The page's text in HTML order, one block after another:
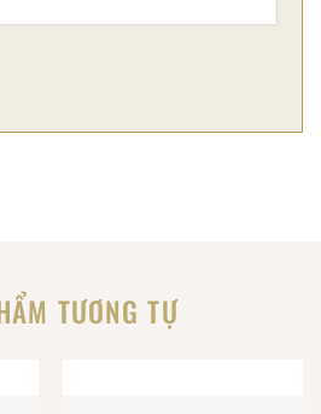
TƯƠNG TỰ